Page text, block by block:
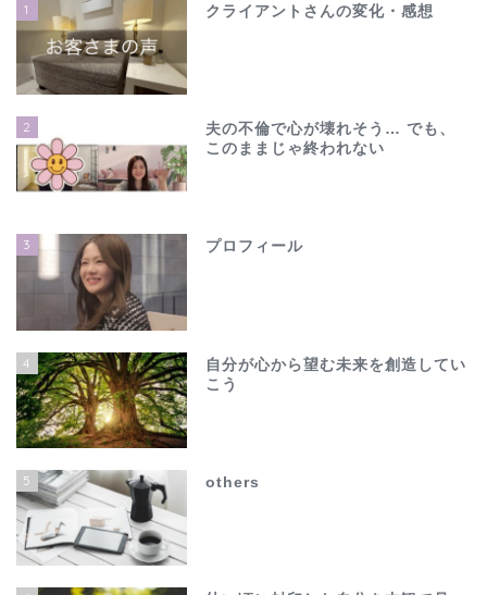
1 クライアントさんの変化・感想
2
夫の不倫で心が壊れそう… でも、
このままじゃ終われない
3 プロフィール
4
自分が心から望む未来を創造してい
こう
5 others
夫の不倫で心が壊れそう…
でも、このままじゃ終わ